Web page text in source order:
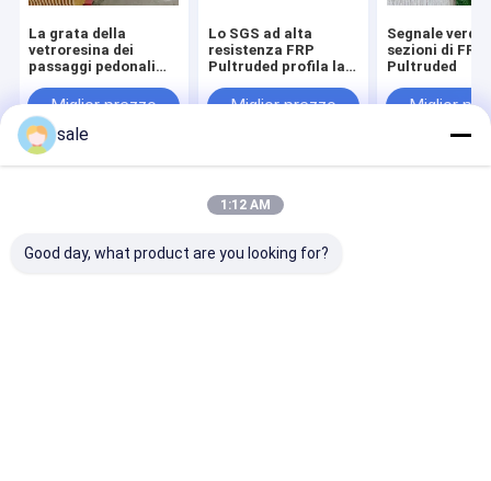
La grata della
vetroresina dei
passaggi pedonali
di pannelli durevole
4×8
Miglior prezzo
Lo SGS ad alta
resistenza FRP
Pultruded profila la
costruzione
Miglior prezzo
Segnale verde
sezioni di FRP
Pultruded
Miglior
Mappa del sito
Privacy Policy
Anhui Jinjiuding Composites Co., Ltd.. All Rights Reserved.
sale
1:12 AM
Good day, what product are you looking for?